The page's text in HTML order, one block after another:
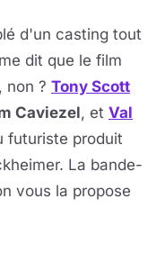
d'un casting tout
dit que le film
non ? Tony Scott
Caviezel, et Val
futuriste produit
La bande-
vous la propose